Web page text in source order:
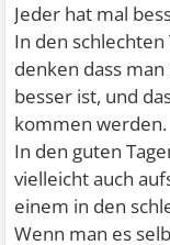
Jeder hat mal
In den schlechten
denken dass
besser ist, und
kommen werden.
In den guten
vielleicht auch
einem in den
Wenn man es